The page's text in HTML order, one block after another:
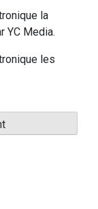
la
YC Media.
les